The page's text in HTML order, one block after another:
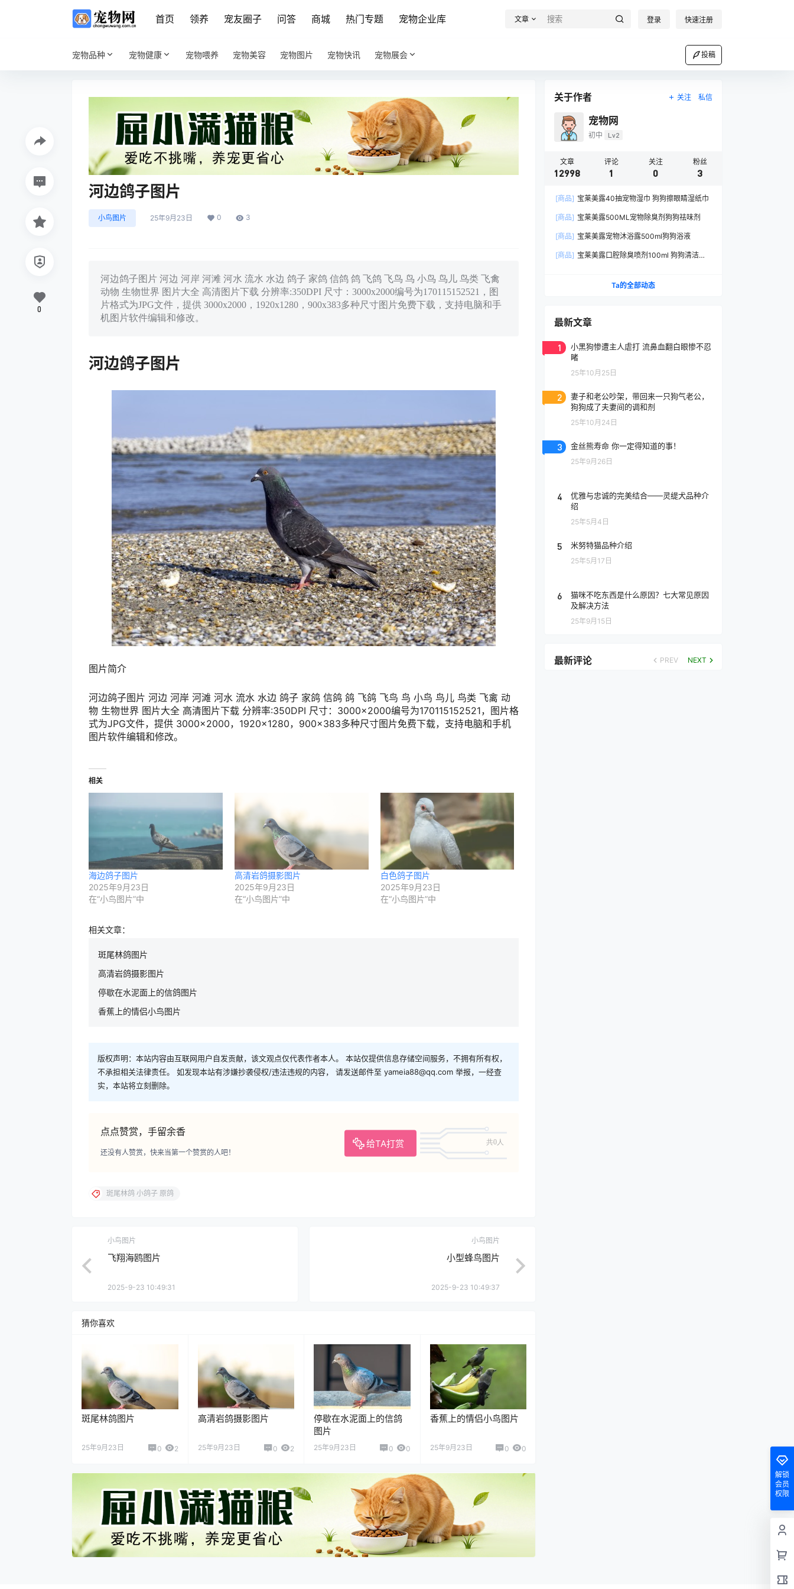
首页 领养 宠友圈子 问答 商城 热门专题 宠物企业库 文章 登录 快速注册
宠物品种 宠物健康 宠物喂养 宠物美容 宠物图片 宠物快讯 宠物展会 投稿
河边鸽子图片
小鸟图片 25年9月23日 0 3
河边鸽子图片 河边 河岸 河滩 河水 流水 水边 鸽子 家鸽 信鸽 鸽 飞鸽 飞鸟 鸟 小鸟 鸟儿 鸟类 飞禽
动物 生物世界 图片大全 高清图片下载 分辨率:350DPI 尺寸：3000x2000编号为170115152521，图
片格式为JPG文件，提供 3000x2000，1920x1280，900x383多种尺寸图片免费下载，支持电脑和手
机图片软件编辑和修改。
河边鸽子图片
图片简介
河边鸽子图片 河边 河岸 河滩 河水 流水 水边 鸽子 家鸽 信鸽 鸽 飞鸽 飞鸟 鸟 小鸟 鸟儿 鸟类 飞禽 动
物 生物世界 图片大全 高清图片下载 分辨率:350DPI 尺寸：3000×2000编号为170115152521，图片格
式为JPG文件，提供 3000×2000，1920×1280，900×383多种尺寸图片免费下载，支持电脑和手机
图片软件编辑和修改。
相关
海边鸽子图片
2025年9月23日
在“小鸟图片”中
高清岩鸽摄影图片
2025年9月23日
在“小鸟图片”中
白色鸽子图片
2025年9月23日
在“小鸟图片”中
相关文章：
斑尾林鸽图片
高清岩鸽摄影图片
停歇在水泥面上的信鸽图片
香蕉上的情侣小鸟图片
版权声明：本站内容由互联网用户自发贡献，该文观点仅代表作者本人。 本站仅提供信息存储空间服务，不拥有所有权，
不承担相关法律责任。 如发现本站有涉嫌抄袭侵权/违法违规的内容， 请发送邮件至 yameia88@qq.com 举报，一经查
实，本站将立刻删除。
点点赞赏，手留余香
给TA打赏 共0人
还没有人赞赏，快来当第一个赞赏的人吧！
0
斑尾林鸽 小鸽子 原鸽
小鸟图片
飞翔海鸥图片
2025-9-23 10:49:31
小鸟图片
小型蜂鸟图片
2025-9-23 10:49:37
猜你喜欢
斑尾林鸽图片
25年9月23日 0 2
高清岩鸽摄影图片
25年9月23日 0 2
停歇在水泥面上的信鸽
图片
25年9月23日 0 0
香蕉上的情侣小鸟图片
25年9月23日 0 0
关于作者 关注 私信
宠物网
初中 Lv2
文章
12998
评论
1
关注
0
粉丝
3
[商品] 宝莱美露40抽宠物湿巾 狗狗擦眼睛湿纸巾
[商品] 宝莱美露500ML宠物除臭剂狗狗祛味剂
[商品] 宝莱美露宠物沐浴露500ml狗狗浴液
[商品] 宝莱美露口腔除臭喷剂100ml 狗狗清洁口
Ta的全部动态
最新文章
1
小黑狗惨遭主人虐打 流鼻血翻白眼惨不忍
睹
25年10月25日
2
妻子和老公吵架，带回来一只狗气老公，
狗狗成了夫妻间的调和剂
25年10月24日
3 金丝熊寿命 你一定得知道的事！
25年9月26日
4
优雅与忠诚的完美结合——灵缇犬品种介
绍
25年5月4日
5 米努特猫品种介绍
25年5月17日
6
猫咪不吃东西是什么原因？七大常见原因
及解决方法
25年9月15日
最新评论 PREV NEXT
解锁
会员
权限